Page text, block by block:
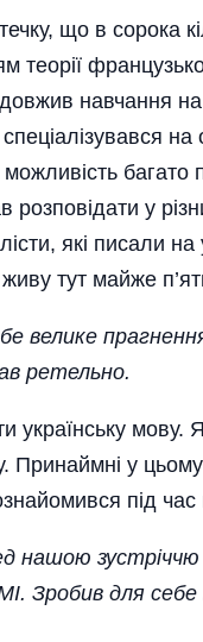
що в сорока
теорії
нав­чання
багато
розповідати у
які писали
тут майже
велике
ретельно.
українську
Принаймні у
під
нашою зустріччю
Зробив для